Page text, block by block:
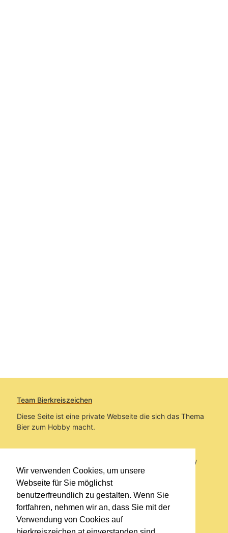
Wir verwenden Cookies, um unsere
Webseite für Sie möglichst
benutzerfreundlich zu gestalten. Wenn Sie
fortfahren, nehmen wir an, dass Sie mit der
Verwendung von Cookies auf
Team Bierkreiszeichen
Diese Seite ist eine private Webseite die sich das Thema
Bier zum Hobby macht.
Sie befinden sich auf https://www.bierkreiszeichen.at/
im Pfad:Bierkreiszeichen/Gesammelte Biere
Erstellt: 2026-08-09
Links